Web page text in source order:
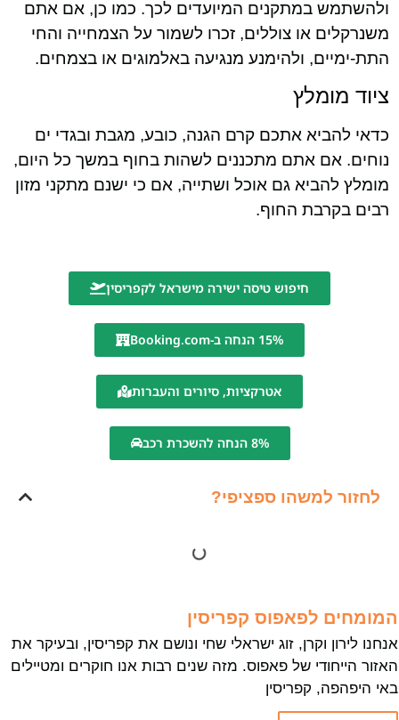
ולהשתמש במתקנים המיועדים לכך. כמו כן, אם אתם
משנרקלים או צוללים, זכרו לשמור על הצמחייה והחי
התת-ימיים, ולהימנע מנגיעה באלמוגים או בצמחים.
ציוד מומלץ
כדאי להביא אתכם קרם הגנה, כובע, מגבת ובגדי ים
נוחים. אם אתם מתכננים לשהות בחוף במשך כל היום,
מומלץ להביא גם אוכל ושתייה, אם כי ישנם מתקני מזון
רבים בקרבת החוף.
חיפוש טיסה ישירה מישראל לקפריסין
15% הנחה ב-Booking.com
אטרקציות, סיורים והעברות
8% הנחה להשכרת רכב
לחזור למשהו ספציפי?
המומחים לפאפוס קפריסין
אנחנו לירון וקרן, זוג ישראלי שחי ונושם את קפריסין, ובעיקר את
האזור הייחודי של פאפוס. מזה שנים רבות אנו חוקרים ומטיילים
באי היפהפה, קפריסין